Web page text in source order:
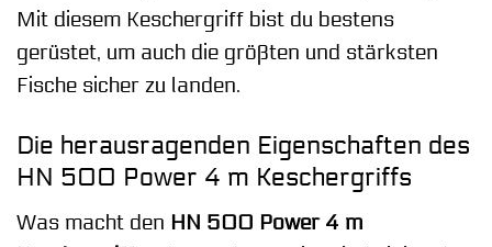
Mit diesem Keschergriff bist du bestens
gerüstet, um auch die größten und stärksten
Fische sicher zu landen.
Die herausragenden Eigenschaften des
HN 500 Power 4 m Keschergriffs
Was macht den HN 500 Power 4 m